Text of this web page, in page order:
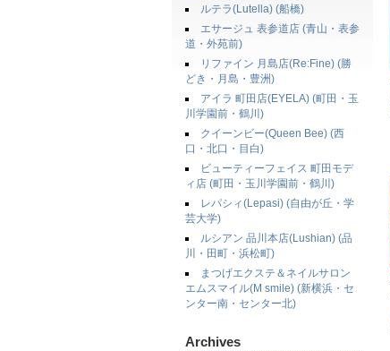
ルテラ(Lutella) (船橋)
エサージュ 表参道店 (青山・表参
道・外苑前)
リファイン 月島店(Re:Fine) (勝
どき・月島・豊洲)
アイラ 町田店(EYELA) (町田・玉
川学園前・鶴川)
クイーンビー(Queen Bee) (西
口・北口・目白)
ビューティーフェイス 町田モデ
ィ店 (町田・玉川学園前・鶴川)
レパシィ(Lepasi) (自由が丘・学
芸大学)
ルシアン 品川本店(Lushian) (品
川・田町・浜松町)
まつげエクステ＆ネイルサロン
エムスマイル(M smile) (新横浜・セ
ンター南・センター北)
Archives